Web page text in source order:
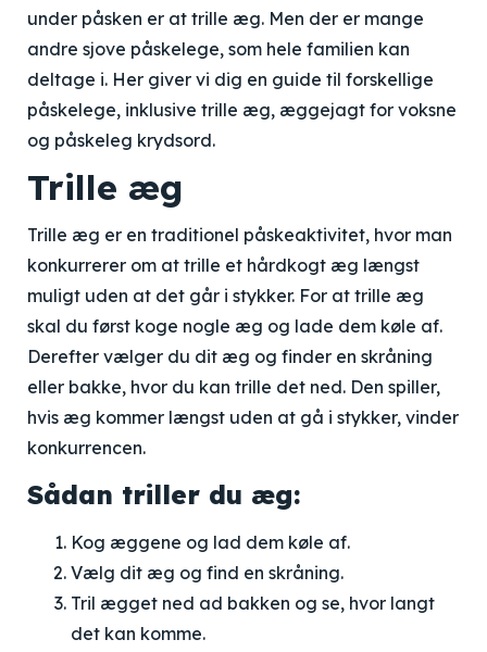
under påsken er at trille æg. Men der er mange
andre sjove påskelege, som hele familien kan
deltage i. Her giver vi dig en guide til forskellige
påskelege, inklusive trille æg, æggejagt for voksne
og påskeleg krydsord.
Trille æg
Trille æg er en traditionel påskeaktivitet, hvor man
konkurrerer om at trille et hårdkogt æg længst
muligt uden at det går i stykker. For at trille æg
skal du først koge nogle æg og lade dem køle af.
Derefter vælger du dit æg og finder en skråning
eller bakke, hvor du kan trille det ned. Den spiller,
hvis æg kommer længst uden at gå i stykker, vinder
konkurrencen.
Sådan triller du æg:
Kog æggene og lad dem køle af.
Vælg dit æg og find en skråning.
Tril ægget ned ad bakken og se, hvor langt
det kan komme.